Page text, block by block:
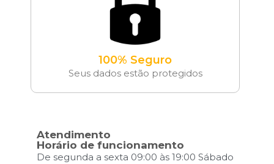
100% Seguro
Seus dados estão protegidos
Atendimento
Horário de funcionamento
De segunda a sexta 09:00 às 19:00 Sábado